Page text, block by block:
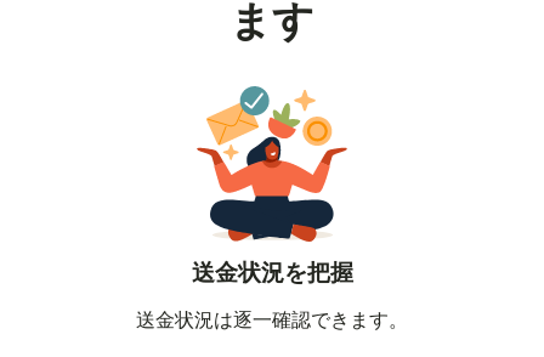
ます
送金状況を把握
送金状況は逐一確認できます。